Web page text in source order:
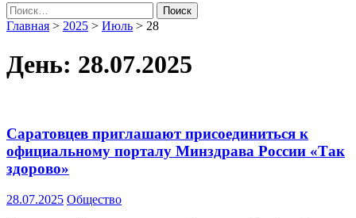
Найти:
Главная > 2025 > Июль > 28
День: 28.07.2025
Саратовцев приглашают присоединиться к
официальному порталу Минздрава России «Так
здорово»
28.07.2025 Общество